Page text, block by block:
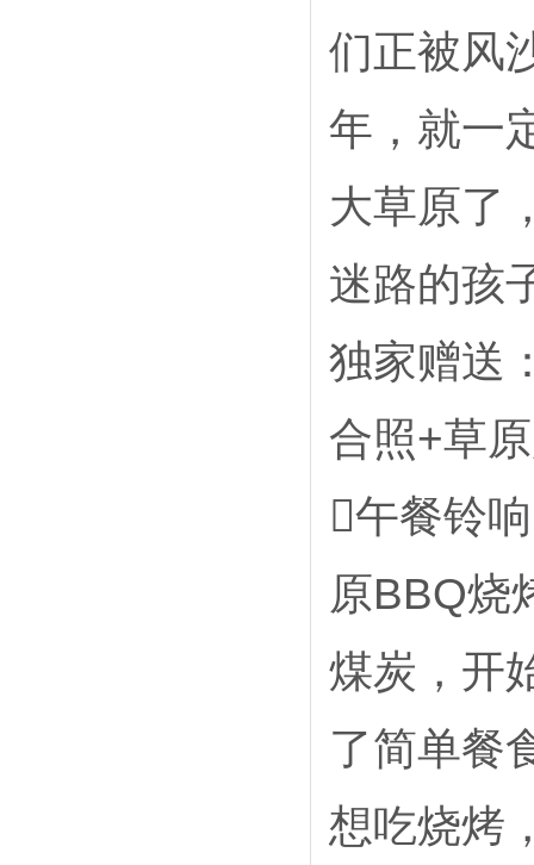
们正被风
年，就一
大草原了
迷路的孩
独家赠送
合照+草
午餐铃
原BBQ烧
煤炭，开
了简单餐
想吃烧烤